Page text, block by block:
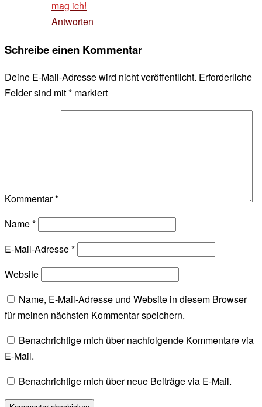
mag ich!
Antworten
Schreibe einen Kommentar
Deine E-Mail-Adresse wird nicht veröffentlicht. Erforderliche
Felder sind mit* markiert
Kommentar*
Name*
E-Mail-Adresse*
Website
Name, E-Mail-Adresse und Website in diesem Browser
für meinen nächsten Kommentar speichern.
Benachrichtige mich über nachfolgende Kommentare via
E-Mail.
Benachrichtige mich über neue Beiträge via E-Mail.